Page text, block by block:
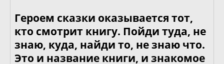
Героем сказки оказывается тот,
кто смотрит книгу. Пойди туда, не
знаю, куда, найди то, не знаю что.
Это и название книги, и знакомое